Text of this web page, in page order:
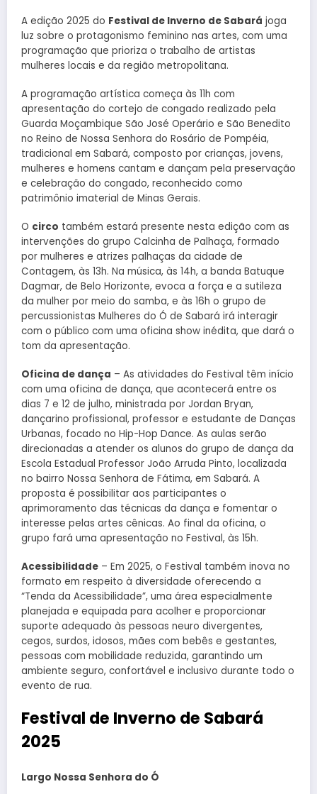
A edição 2025 do Festival de Inverno de Sabará joga
luz sobre o protagonismo feminino nas artes, com uma
programação que prioriza o trabalho de artistas
mulheres locais e da região metropolitana.
A programação artística começa às 11h com
apresentação do cortejo de congado realizado pela
Guarda Moçambique São José Operário e São Benedito
no Reino de Nossa Senhora do Rosário de Pompéia,
tradicional em Sabará, composto por crianças, jovens,
mulheres e homens cantam e dançam pela preservação
e celebração do congado, reconhecido como
patrimônio imaterial de Minas Gerais.
O circo também estará presente nesta edição com as
intervenções do grupo Calcinha de Palhaça, formado
por mulheres e atrizes palhaças da cidade de
Contagem, às 13h. Na música, às 14h, a banda Batuque
Dagmar, de Belo Horizonte, evoca a força e a sutileza
da mulher por meio do samba, e às 16h o grupo de
percussionistas Mulheres do Ó de Sabará irá interagir
com o público com uma oficina show inédita, que dará o
tom da apresentação.
Oficina de dança – As atividades do Festival têm início
com uma oficina de dança, que acontecerá entre os
dias 7 e 12 de julho, ministrada por Jordan Bryan,
dançarino profissional, professor e estudante de Danças
Urbanas, focado no Hip-Hop Dance. As aulas serão
direcionadas a atender os alunos do grupo de dança da
Escola Estadual Professor João Arruda Pinto, localizada
no bairro Nossa Senhora de Fátima, em Sabará. A
proposta é possibilitar aos participantes o
aprimoramento das técnicas da dança e fomentar o
interesse pelas artes cênicas. Ao final da oficina, o
grupo fará uma apresentação no Festival, às 15h.
Acessibilidade – Em 2025, o Festival também inova no
formato em respeito à diversidade oferecendo a
“Tenda da Acessibilidade”, uma área especialmente
planejada e equipada para acolher e proporcionar
suporte adequado às pessoas neuro divergentes,
cegos, surdos, idosos, mães com bebês e gestantes,
pessoas com mobilidade reduzida, garantindo um
ambiente seguro, confortável e inclusivo durante todo o
evento de rua.
Festival de Inverno de Sabará
2025
Largo Nossa Senhora do Ó